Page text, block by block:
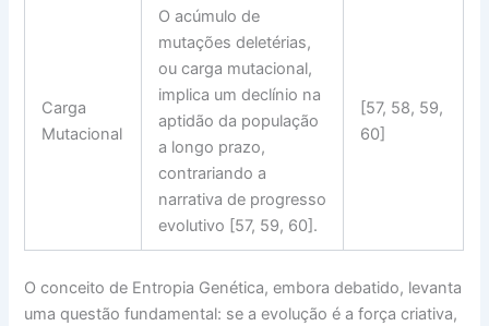
Carga
Mutacional
O acúmulo de
mutações deletérias,
oucarga mutacional,
implica um declínio na
aptidão da população
a longo prazo,
contrariando a
narrativa de progresso
evolutivo [57, 59, 60].
[57, 58, 59,
60]
O conceito de Entropia Genética, embora debatido, levanta
uma questão fundamental: se a evolução é a força criativa,